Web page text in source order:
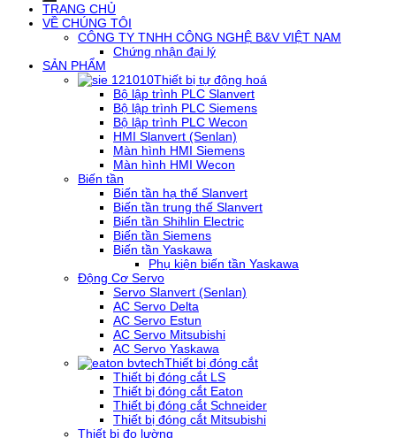
TRANG CHỦ
VỀ CHÚNG TÔI
CÔNG TY TNHH CÔNG NGHỆ B&V VIỆT NAM
Chứng nhận đại lý
SẢN PHẨM
Thiết bị tự động hoá
Bộ lập trình PLC Slanvert
Bộ lập trình PLC Siemens
Bộ lập trình PLC Wecon
HMI Slanvert (Senlan)
Màn hình HMI Siemens
Màn hình HMI Wecon
Biến tần
Biến tần hạ thế Slanvert
Biến tần trung thế Slanvert
Biến tần Shihlin Electric
Biến tần Siemens
Biến tần Yaskawa
Phụ kiện biến tần Yaskawa
Động Cơ Servo
Servo Slanvert (Senlan)
AC Servo Delta
AC Servo Estun
AC Servo Mitsubishi
AC Servo Yaskawa
Thiết bị đóng cắt
Thiết bị đóng cắt LS
Thiết bị đóng cắt Eaton
Thiết bị đóng cắt Schneider
Thiết bị đóng cắt Mitsubishi
Thiết bị đo lường